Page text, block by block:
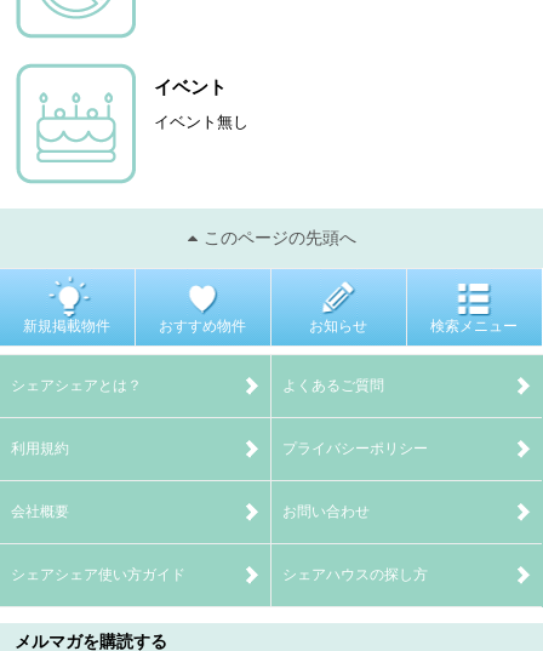
イベント
イベント無し
このページの先頭へ
新規掲載物件 おすすめ物件 お知らせ 検索メニュー
シェアシェアとは？ よくあるご質問
利用規約 プライバシーポリシー
会社概要 お問い合わせ
シェアシェア使い方ガイド シェアハウスの探し方
メルマガを購読する